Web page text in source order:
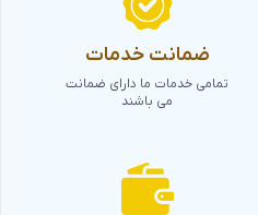
ضمانت خدمات
تمامی خدمات ما دارای ضمانت
می باشند